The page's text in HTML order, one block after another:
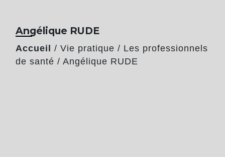
Angélique RUDE
Accueil / Vie pratique / Les professionnels
de santé / Angélique RUDE